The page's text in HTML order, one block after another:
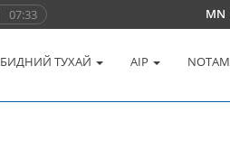
07:33 MN
БИДНИЙ ТУХАЙ AIP NOTAM